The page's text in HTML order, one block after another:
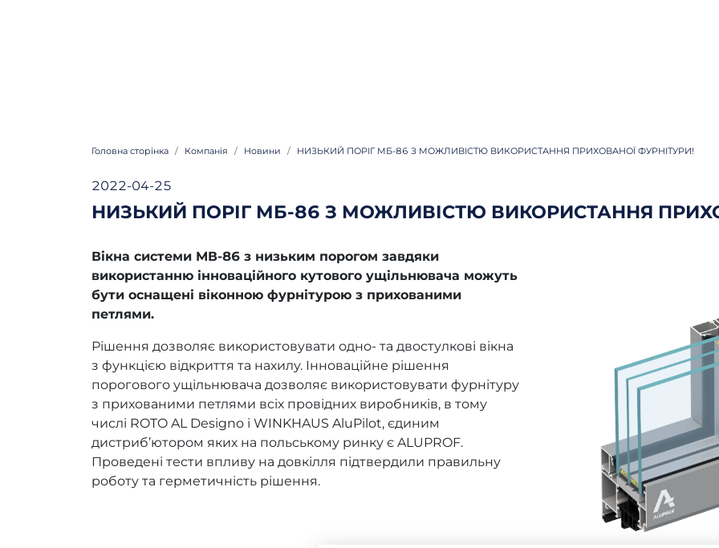
Головна сторінка Компанія Новини НИЗЬКИЙ ПОРІГ МБ-86 З МОЖЛИВІСТЮ ВИКОРИСТАННЯ ПРИХОВАНОЇ ФУРНІТУРИ!
2022-04-25
НИЗЬКИЙ ПОРІГ МБ-86 З МОЖЛИВІСТЮ ВИКОРИСТАННЯ
Вікна системи МВ-86 з низьким порогом завдяки
використанню інноваційного кутового ущільнювача можуть
бути оснащені віконною фурнітурою з прихованими
петлями.
Рішення дозволяє використовувати одно- та двостулкові вікна
з функцією відкриття та нахилу. Інноваційне рішення
порогового ущільнювача дозволяє використовувати фурнітуру
з прихованими петлями всіх провідних виробників, в тому
числі ROTO AL Designo і WINKHAUS AluPilot, єдиним
дистриб’ютором яких на польському ринку є ALUPROF.
Проведені тести впливу на довкілля підтвердили правильну
роботу та герметичність рішення.